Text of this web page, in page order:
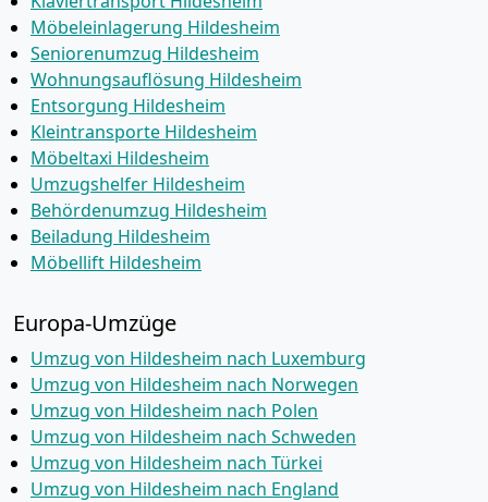
Möbeleinlagerung Hildesheim
Seniorenumzug Hildesheim
Wohnungsauflösung Hildesheim
Entsorgung Hildesheim
Kleintransporte Hildesheim
Möbeltaxi Hildesheim
Umzugshelfer Hildesheim
Behördenumzug Hildesheim
Beiladung Hildesheim
Möbellift Hildesheim
Europa-Umzüge
Umzug von Hildesheim nach Luxemburg
Umzug von Hildesheim nach Norwegen
Umzug von Hildesheim nach Polen
Umzug von Hildesheim nach Schweden
Umzug von Hildesheim nach Türkei
Umzug von Hildesheim nach England